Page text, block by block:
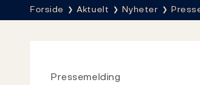
Her er du nå:
Forside Aktuelt Nyheter
Pressemelding